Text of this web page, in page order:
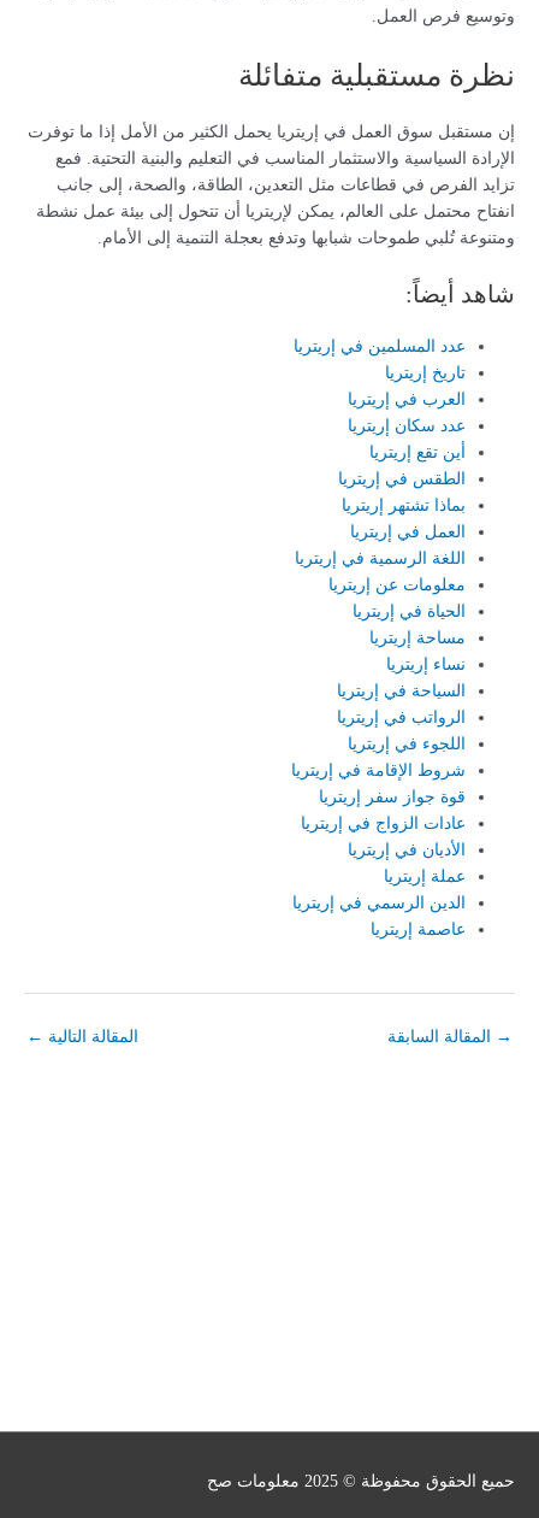
وتوسيع فرص العمل.
نظرة مستقبلية متفائلة
إن مستقبل سوق العمل في إريتريا يحمل الكثير من الأمل إذا ما توفرت
الإرادة السياسية والاستثمار المناسب في التعليم والبنية التحتية. فمع
تزايد الفرص في قطاعات مثل التعدين، الطاقة، والصحة، إلى جانب
انفتاح محتمل على العالم، يمكن لإريتريا أن تتحول إلى بيئة عمل نشطة
ومتنوعة تُلبي طموحات شبابها وتدفع بعجلة التنمية إلى الأمام.
شاهد أيضاً:
عدد المسلمين في إريتريا
تاريخ إريتريا
العرب في إريتريا
عدد سكان إريتريا
أين تقع إريتريا
الطقس في إريتريا
بماذا تشتهر إريتريا
العمل في إريتريا
اللغة الرسمية في إريتريا
معلومات عن إريتريا
الحياة في إريتريا
مساحة إريتريا
نساء إريتريا
السياحة في إريتريا
الرواتب في إريتريا
اللجوء في إريتريا
شروط الإقامة في إريتريا
قوة جواز سفر إريتريا
عادات الزواج في إريتريا
الأديان في إريتريا
عملة إريتريا
الدين الرسمي في إريتريا
عاصمة إريتريا
→ المقالة السابقة المقالة التالية ←
حميع الحقوق محفوظة © 2025 معلومات صح